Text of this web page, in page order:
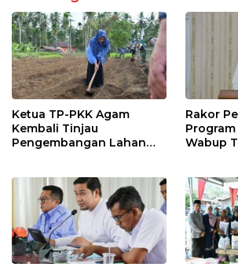
Ketua TP-PKK Agam
Kembali Tinjau
Pengembangan Lahan
Rakor
Program
Wabup